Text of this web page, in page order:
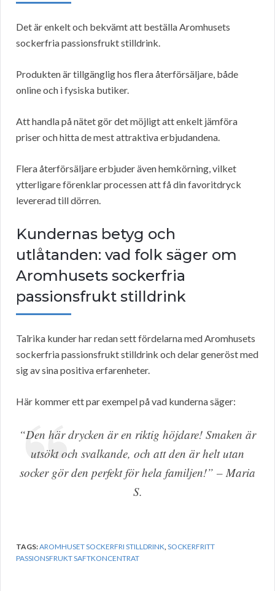
Det är enkelt och bekvämt att beställa Aromhusets
sockerfria passionsfrukt stilldrink.
Produkten är tillgänglig hos flera återförsäljare, både
online och i fysiska butiker.
Att handla på nätet gör det möjligt att enkelt jämföra
priser och hitta de mest attraktiva erbjudandena.
Flera återförsäljare erbjuder även hemkörning, vilket
ytterligare förenklar processen att få din favoritdryck
levererad till dörren.
Kundernas betyg och
utlåtanden: vad folk säger om
Aromhusets sockerfria
passionsfrukt stilldrink
Talrika kunder har redan sett fördelarna med Aromhusets
sockerfria passionsfrukt stilldrink och delar generöst med
sig av sina positiva erfarenheter.
Här kommer ett par exempel på vad kunderna säger:
“Den här drycken är en riktig höjdare! Smaken är
utsökt och svalkande, och att den är helt utan
socker gör den perfekt för hela familjen!” – Maria
S.
TAGS:AROMHUSET SOCKERFRI STILLDRINK SOCKERFRITT
PASSIONSFRUKT SAFTKONCENTRAT